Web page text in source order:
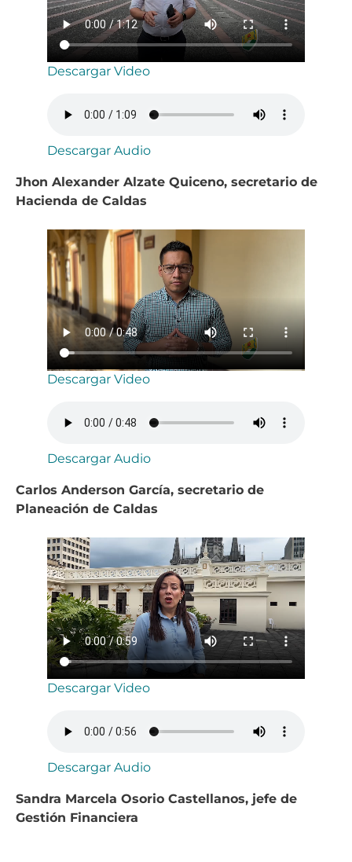
Descargar Video
Descargar Audio
Jhon Alexander Alzate Quiceno, secretario de
Hacienda de Caldas
Descargar Video
Descargar Audio
Carlos Anderson García, secretario de
Planeación de Caldas
Descargar Video
Descargar Audio
Sandra Marcela Osorio Castellanos, jefe de
Gestión Financiera